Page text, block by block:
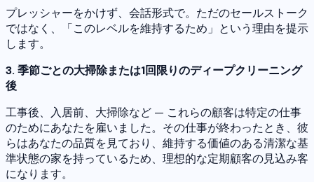
プレッシャーをかけず、会話形式で。ただのセールストーク
ではなく、「このレベルを維持するため」という理由を提示
します。
3. 季節ごとの大掃除または1回限りのディープクリーニング
後
工事後、入居前、大掃除など — これらの顧客は特定の仕事
のためにあなたを雇いました。その仕事が終わったとき、彼
らはあなたの品質を見ており、維持する価値のある清潔な基
準状態の家を持っているため、理想的な定期顧客の見込み客
になります。